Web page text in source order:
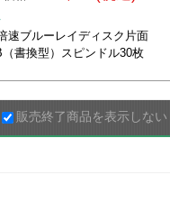
速ブルーレイディスク片面
（書換型）スピンドル30枚
販売終了商品を表示しない